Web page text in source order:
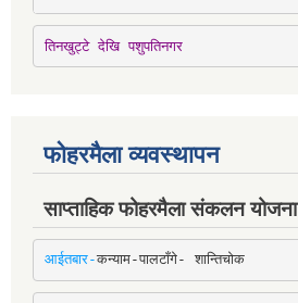
तिनखुट्टे देखि पशुपतिनगर
फोहरमैला व्यवस्थापन
साप्ताहिक फोहरमैला संकलन योजना
आईतबार-कन्याम-पालटाँगे- शान्तिचोक